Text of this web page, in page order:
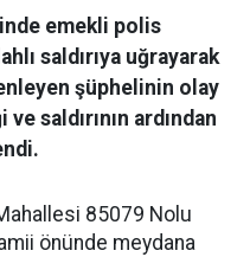
emekli polis
saldırıya uğrayarak
şüphelinin olay
saldırının ardından
85079 Nolu
önünde meydana